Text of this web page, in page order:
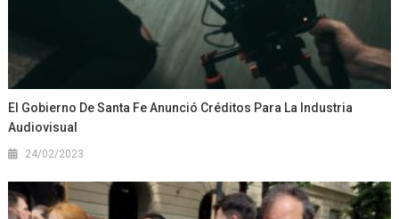
El Gobierno De Santa Fe Anunció Créditos Para La Industria
Audiovisual
24/02/2023